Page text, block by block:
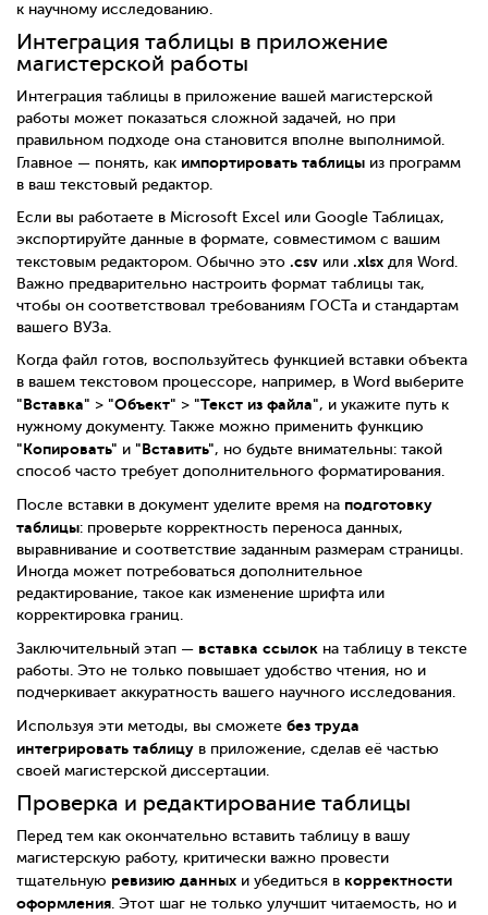
к научному исследованию.
Интеграция таблицы в приложение
магистерской работы
Интеграция таблицы в приложение вашей магистерской
работы может показаться сложной задачей, но при
правильном подходе она становится вполне выполнимой.
Главное — понять, как импортировать таблицы из программ
в ваш текстовый редактор.
Если вы работаете в Microsoft Excel или Google Таблицах,
экспортируйте данные в формате, совместимом с вашим
текстовым редактором. Обычно это .csv или .xlsx для Word.
Важно предварительно настроить формат таблицы так,
чтобы он соответствовал требованиям ГОСТа и стандартам
вашего ВУЗа.
Когда файл готов, воспользуйтесь функцией вставки объекта
в вашем текстовом процессоре, например, в Word выберите
"Вставка" > "Объект" > "Текст из файла", и укажите путь к
нужному документу. Также можно применить функцию
"Копировать" и "Вставить", но будьте внимательны: такой
способ часто требует дополнительного форматирования.
После вставки в документ уделите время на подготовку
таблицы: проверьте корректность переноса данных,
выравнивание и соответствие заданным размерам страницы.
Иногда может потребоваться дополнительное
редактирование, такое как изменение шрифта или
корректировка границ.
Заключительный этап — вставка ссылок на таблицу в тексте
работы. Это не только повышает удобство чтения, но и
подчеркивает аккуратность вашего научного исследования.
Используя эти методы, вы сможете без труда
интегрировать таблицу в приложение, сделав её частью
своей магистерской диссертации.
Проверка и редактирование таблицы
Перед тем как окончательно вставить таблицу в вашу
магистерскую работу, критически важно провести
тщательную ревизию данных и убедиться в корректности
оформления . Этот шаг не только улучшит читаемость, но и